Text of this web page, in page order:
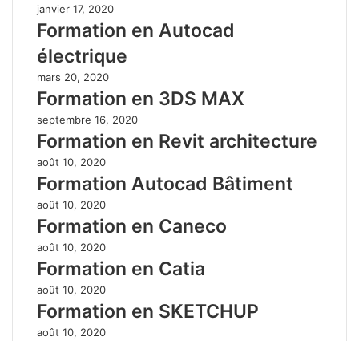
janvier 17, 2020
Formation en Autocad
électrique
mars 20, 2020
Formation en 3DS MAX
septembre 16, 2020
Formation en Revit architecture
août 10, 2020
Formation Autocad Bâtiment
août 10, 2020
Formation en Caneco
août 10, 2020
Formation en Catia
août 10, 2020
Formation en SKETCHUP
août 10, 2020